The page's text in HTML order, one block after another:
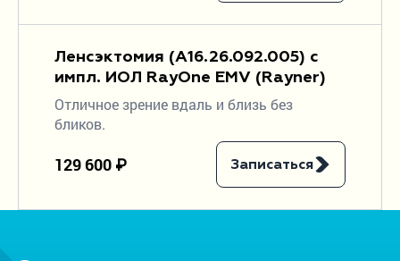
Ленсэктомия (A16.26.092.005) с
импл. ИОЛ RayOne EMV (Rayner)
Отличное зрение вдаль и близь без
бликов.
129 600 ₽ Записаться